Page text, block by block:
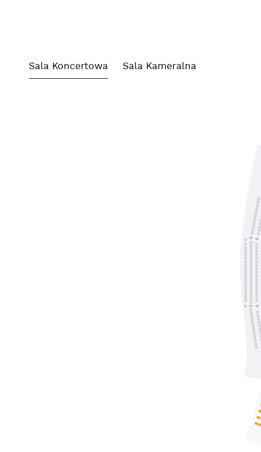
Sala Koncertowa Sala Kameralna
III
III
IV
IV
V
V